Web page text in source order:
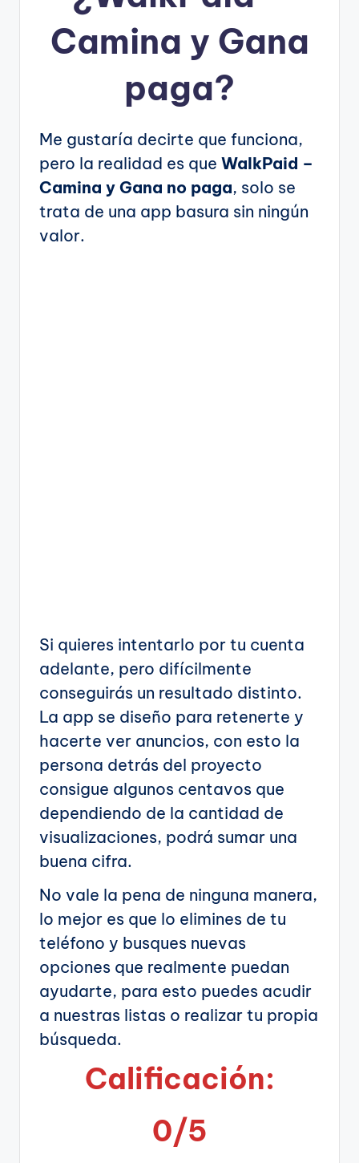
Camina y Gana
paga?
Me gustaría decirte que funciona,
pero la realidad es que WalkPaid –
Camina y Gana no paga, solo se
trata de una app basura sin ningún
valor.
Si quieres intentarlo por tu cuenta
adelante, pero difícilmente
conseguirás un resultado distinto.
La app se diseño para retenerte y
hacerte ver anuncios, con esto la
persona detrás del proyecto
consigue algunos centavos que
dependiendo de la cantidad de
visualizaciones, podrá sumar una
buena cifra.
No vale la pena de ninguna manera,
lo mejor es que lo elimines de tu
teléfono y busques nuevas
opciones que realmente puedan
ayudarte, para esto puedes acudir
a nuestras listas o realizar tu propia
búsqueda.
Calificación:
0/5